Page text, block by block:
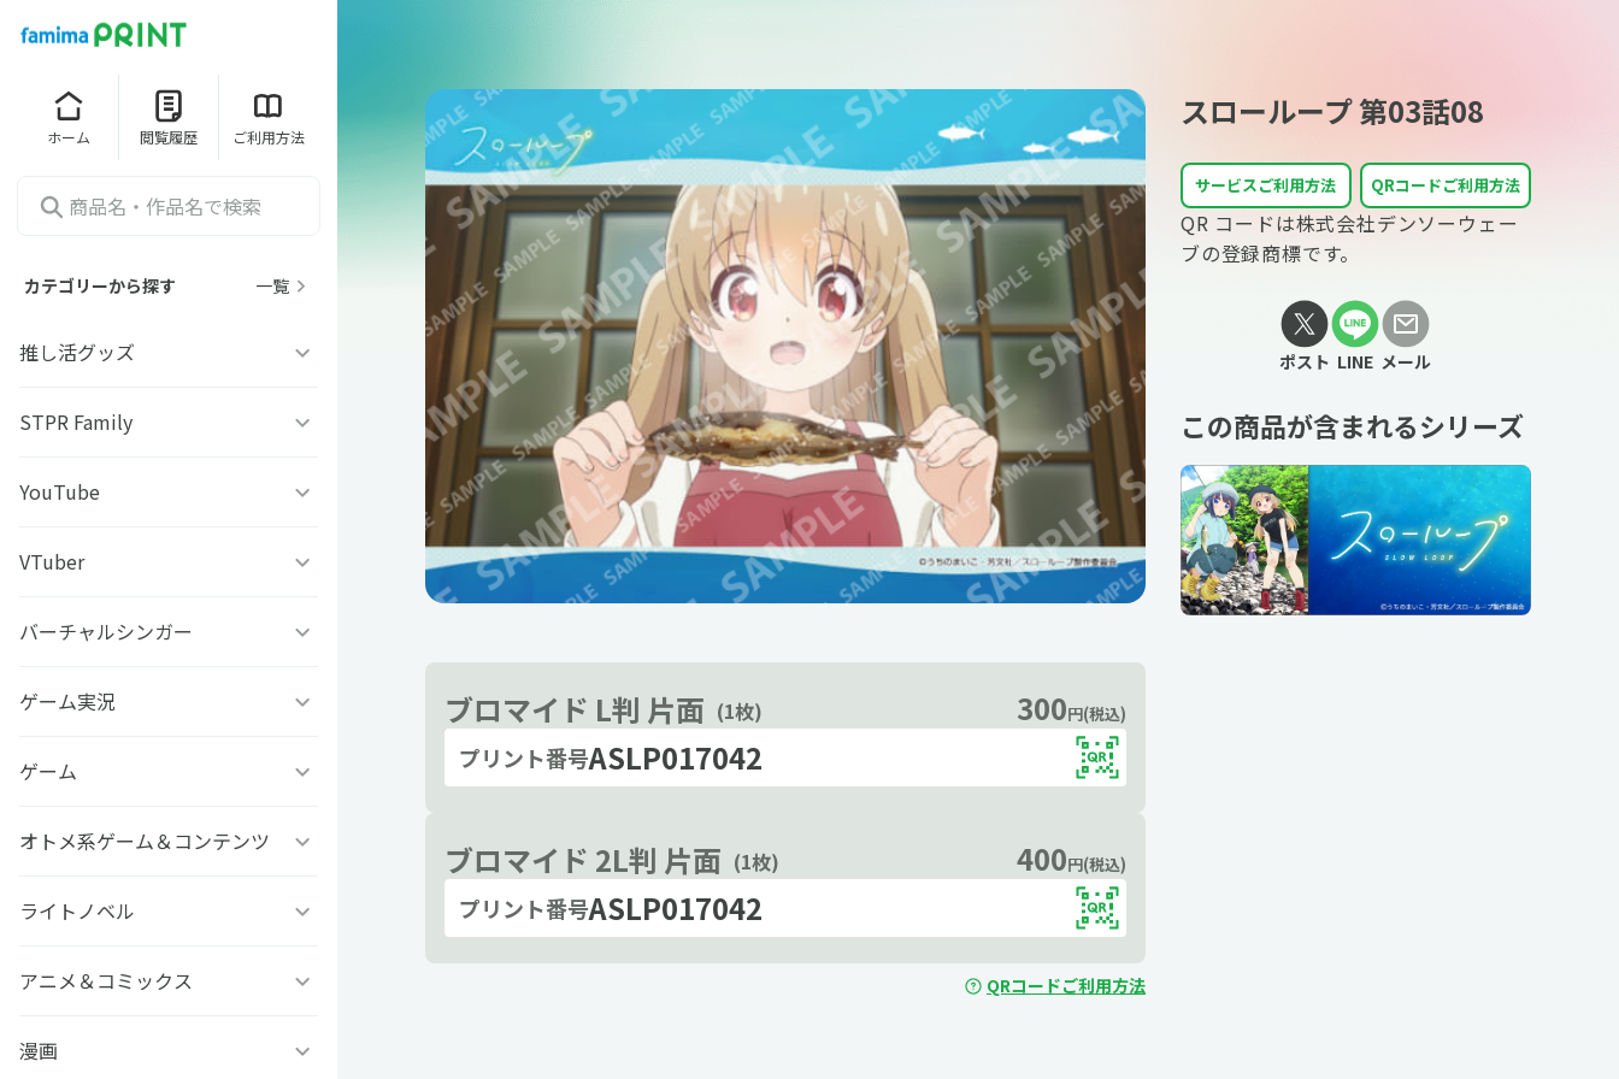
ホーム 閲覧履歴 ご利用方法
カテゴリーから探す 一覧
推し活グッズ
うちわシール
ファミッペ
うちわ背景
写真撮影背景
うちわ文字プリント
GIFUSHO 岐阜県立岐阜商
STPR Family
AMPTAKｘCOLORS
すとぷり
すにすて - SneakerStep
めておら - Meteorites -
騎士X - Knight X -
とぅるりぷ - True&Lip
YouTube
ねこほうチャンネル
ぼくたちのあそびば
ププ
豆柴富とのふたり暮らし
VTuber
VASE
クラーテイル
ななし学園 方言研究会
描乃EMOイラストシリーズ
Art Stone Entertainment
バーチャルシンガー
TOKYO6キャラクターズ
ゲーム実況
アマル
さんちゃんく！
ストグラカップル
モノパスイーツフェス
ゲーム
フライハイトクラウディア
ゲームその他
アイドルデスゲームTV
原神
オトメ系ゲーム＆コンテンツ
Clock over ORQUESTA
ときめきメモリアル Girl’s
ライトノベル
ビーンズ文庫24周年
MFブックス
アニメ＆コミックス
聖女の魔力は万能です
漫画
ブロマイド L判 片面 (1枚) 300円(税込)
プリント番号ASLP017042
ブロマイド 2L判 片面 (1枚) 400円(税込)
プリント番号ASLP017042
QRコードご利用方法
スローループ 第03話08
サービスご利用方法 QRコードご利用方法
QR コードは株式会社デンソーウェー
ブの登録商標です。
ポスト LINE メール
この商品が含まれるシリーズ